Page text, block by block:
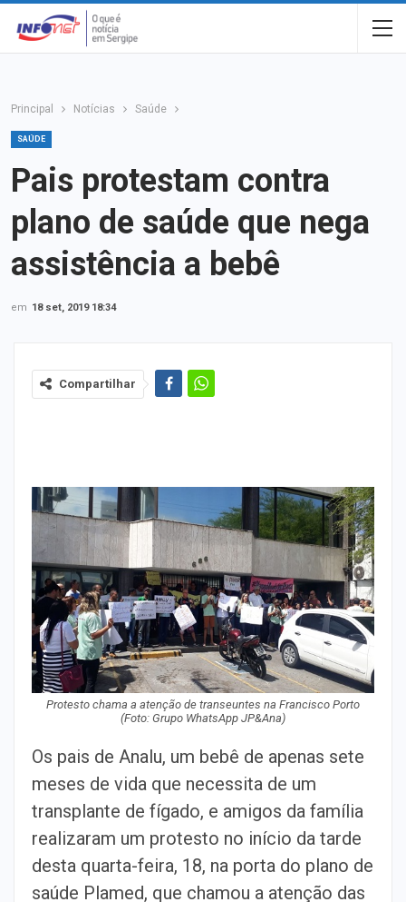
Principal Notícias Saúde
SAÚDE
Pais protestam contra
plano de saúde que nega
assistência a bebê
em 18 set, 2019 18:34
Compartilhar
Protesto chama a atenção de transeuntes na Francisco Porto
(Foto: Grupo WhatsApp JP&Ana)
Os pais de Analu, um bebê de apenas sete
meses de vida que necessita de um
transplante de fígado, e amigos da família
realizaram um protesto no início da tarde
desta quarta-feira, 18, na porta do plano de
saúde Plamed, que chamou a atenção das